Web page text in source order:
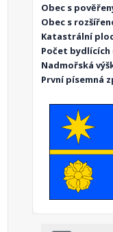
Obec s
Obec s
Katastrální
Počet bydlících
Nadmořská
První písemná